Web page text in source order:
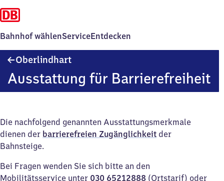
Bahnhof wählenServiceEntdecken
Oberlindhart
Ausstattung für Barrierefreiheit
Die nachfolgend genannten Ausstattungsmerkmale
dienen der barrierefreien Zugänglichkeit der
Bahnsteige.
Bei Fragen wenden Sie sich bitte an den
Mobilitätsservice unter 030 65212888 (Ortstarif) oder